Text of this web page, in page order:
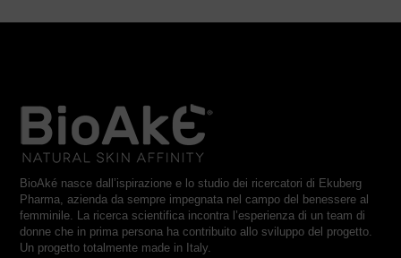
BioAké nasce dall’ispirazione e lo studio dei ricercatori di Ekuberg
Pharma, azienda da sempre impegnata nel campo del benessere al
femminile. La ricerca scientifica incontra l’esperienza di un team di
donne che in prima persona ha contribuito allo sviluppo del progetto.
Un progetto totalmente made in Italy.